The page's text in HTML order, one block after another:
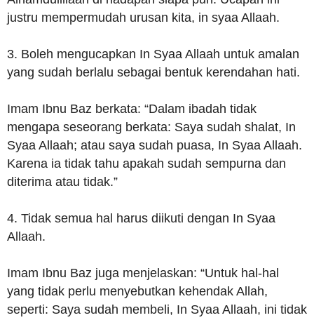
justru mempermudah urusan kita, in syaa Allaah.
3. Boleh mengucapkan In Syaa Allaah untuk amalan
yang sudah berlalu sebagai bentuk kerendahan hati.
Imam Ibnu Baz berkata: “Dalam ibadah tidak
mengapa seseorang berkata: Saya sudah shalat, In
Syaa Allaah; atau saya sudah puasa, In Syaa Allaah.
Karena ia tidak tahu apakah sudah sempurna dan
diterima atau tidak.”
4. Tidak semua hal harus diikuti dengan In Syaa
Allaah.
Imam Ibnu Baz juga menjelaskan: “Untuk hal-hal
yang tidak perlu menyebutkan kehendak Allah,
seperti: Saya sudah membeli, In Syaa Allaah, ini tidak